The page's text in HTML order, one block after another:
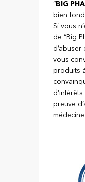
“BIG
bien
Si vous
de “Big
d’abuser
vous
produits
preuve